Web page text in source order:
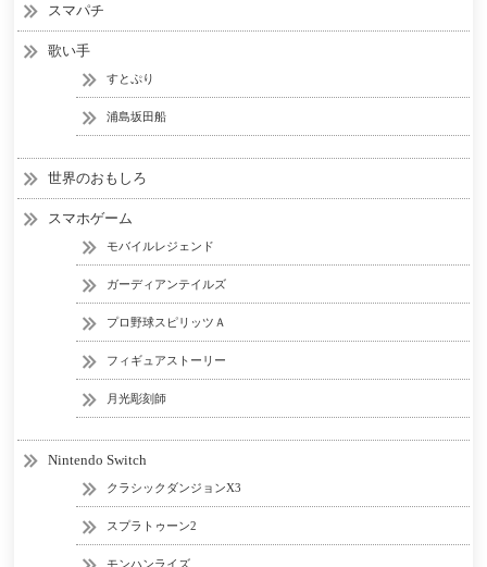
スマパチ
歌い手
すとぷり
浦島坂田船
世界のおもしろ
スマホゲーム
モバイルレジェンド
ガーディアンテイルズ
プロ野球スピリッツＡ
フィギュアストーリー
月光彫刻師
Nintendo Switch
クラシックダンジョンX3
スプラトゥーン2
モンハンライズ